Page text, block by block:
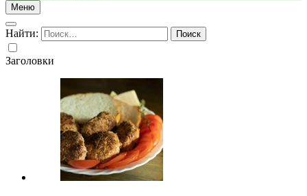
Меню
Найти:
Заголовки